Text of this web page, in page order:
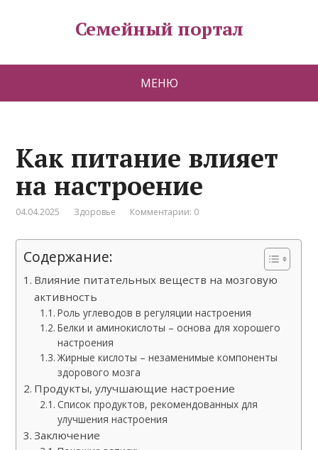
Семейный портал
МЕНЮ
Как питание влияет
на настроение
04.04.2025 Здоровье Комментарии: 0
Содержание:
Влияние питательных веществ на мозговую
активность
Роль углеводов в регуляции настроения
Белки и аминокислоты – основа для хорошего
настроения
Жирные кислоты – незаменимые компоненты
здорового мозга
Продукты, улучшающие настроение
Список продуктов, рекомендованных для
улучшения настроения
Заключение